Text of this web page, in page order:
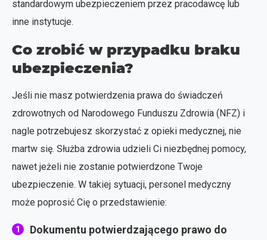
standardowym ubezpieczeniem przez pracodawcę lub
inne instytucje.
Co zrobić w przypadku braku
ubezpieczenia?
Jeśli nie masz potwierdzenia prawa do świadczeń
zdrowotnych od Narodowego Funduszu Zdrowia (NFZ) i
nagle potrzebujesz skorzystać z opieki medycznej, nie
martw się. Służba zdrowia udzieli Ci niezbędnej pomocy,
nawet jeżeli nie zostanie potwierdzone Twoje
ubezpieczenie. W takiej sytuacji, personel medyczny
może poprosić Cię o przedstawienie:
Dokumentu potwierdzającego prawo do